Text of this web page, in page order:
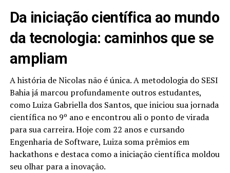
Da iniciação científica ao mundo
da tecnologia: caminhos que se
ampliam
A história de Nicolas não é única. A metodologia do SESI
Bahia já marcou profundamente outros estudantes,
como Luiza Gabriella dos Santos, que iniciou sua jornada
científica no 9º ano e encontrou ali o ponto de virada
para sua carreira. Hoje com 22 anos e cursando
Engenharia de Software, Luiza soma prêmios em
hackathons e destaca como a iniciação científica moldou
seu olhar para a inovação.